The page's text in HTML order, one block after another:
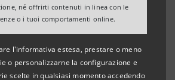
né offrirti contenuti in linea con le
o i tuoi comportamenti online.
l'informativa estesa, prestare o meno
o personalizzarne la configurazione e
scelte in qualsiasi momento accedendo
storico oltre la soglia dei 76
euro
industriali salite oltre i livelli
spicca la Metallurgia